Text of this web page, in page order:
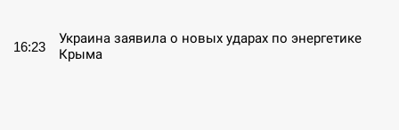
16:23
Украина заявила о новых ударах по энергетике
Крыма